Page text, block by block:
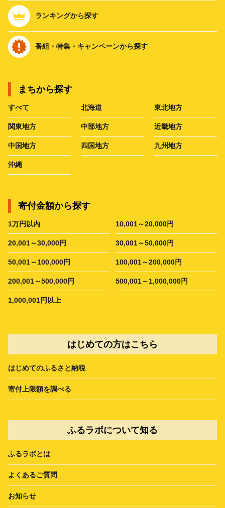
ランキングから探す
番組・特集・キャンペーンから探す
まちから探す
すべて 北海道 東北地方
関東地方 中部地方 近畿地方
中国地方 四国地方 九州地方
沖縄
寄付金額から探す
1万円以内 10,001～20,000円
20,001～30,000円 30,001～50,000円
50,001～100,000円 100,001～200,000円
200,001～500,000円 500,001～1,000,000円
1,000,001円以上
はじめての方はこちら
はじめてのふるさと納税
寄付上限額を調べる
ふるラボについて知る
ふるラボとは
よくあるご質問
お知らせ